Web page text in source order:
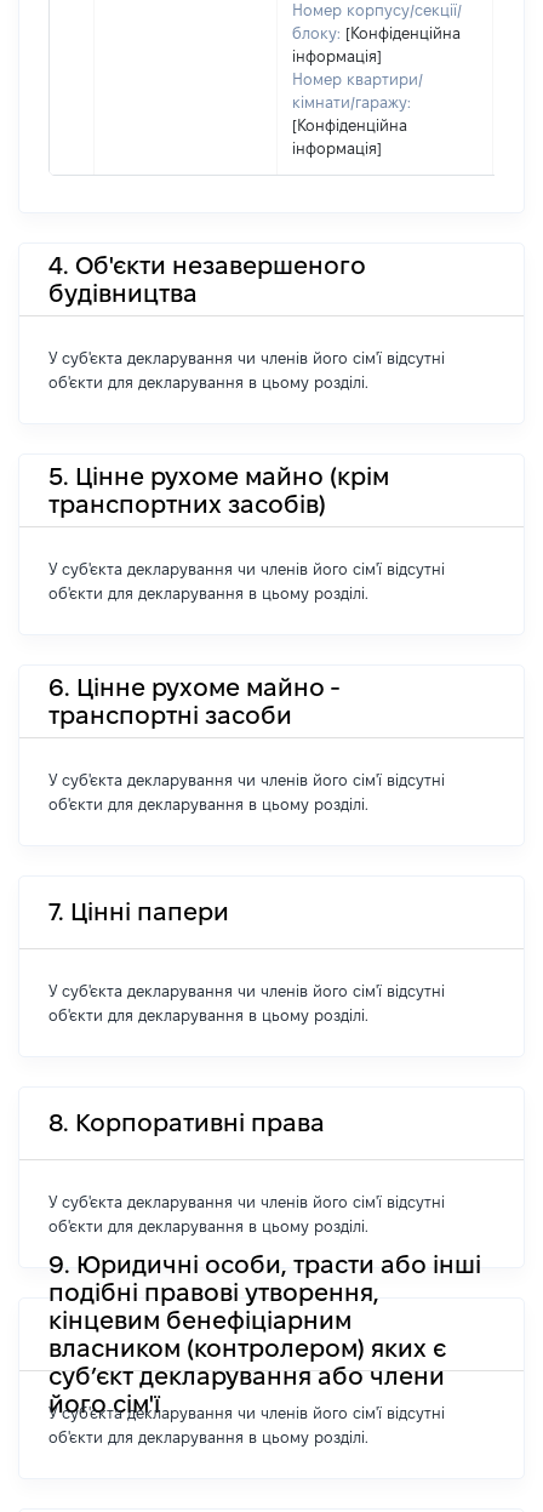
Номер корпусу/секції/
блоку: [Конфіденційна
інформація]
Номер квартири/
кімнати/гаражу:
[Конфіденційна
інформація]
4. Об'єкти незавершеного
будівництва
У суб'єкта декларування чи членів його сім'ї відсутні
об'єкти для декларування в цьому розділі.
5. Цінне рухоме майно (крім
транспортних засобів)
У суб'єкта декларування чи членів його сім'ї відсутні
об'єкти для декларування в цьому розділі.
6. Цінне рухоме майно -
транспортні засоби
У суб'єкта декларування чи членів його сім'ї відсутні
об'єкти для декларування в цьому розділі.
7. Цінні папери
У суб'єкта декларування чи членів його сім'ї відсутні
об'єкти для декларування в цьому розділі.
8. Корпоративні права
У суб'єкта декларування чи членів його сім'ї відсутні
об'єкти для декларування в цьому розділі.
9. Юридичні особи, трасти або інші
подібні правові утворення,
кінцевим бенефіціарним
власником (контролером) яких є
суб’єкт декларування або члени
його сім'ї
У суб'єкта декларування чи членів його сім'ї відсутні
об'єкти для декларування в цьому розділі.